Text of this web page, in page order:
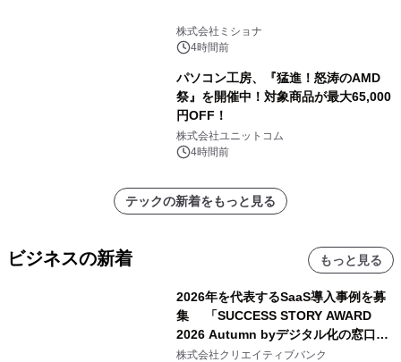
株式会社ミショナ
4時間前
パソコン工房、『猛進！怒涛のAMD
祭』を開催中！対象商品が最大65,000
円OFF！
株式会社ユニットコム
4時間前
テックの新着をもっと見る
ビジネスの新着 もっと見る
2026年を代表するSaaS導入事例を募
集 「SUCCESS STORY AWARD
2026 Autumn byデジタル化の窓口」
開催
株式会社クリエイティブバンク